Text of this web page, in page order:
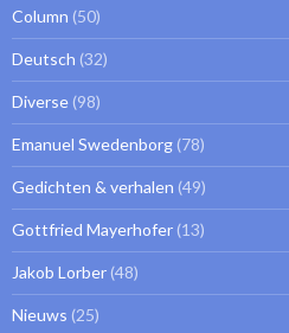
Column (50)
Deutsch (32)
Diverse (98)
Emanuel Swedenborg (78)
Gedichten & verhalen (49)
Gottfried Mayerhofer (13)
Jakob Lorber (48)
Nieuws (25)